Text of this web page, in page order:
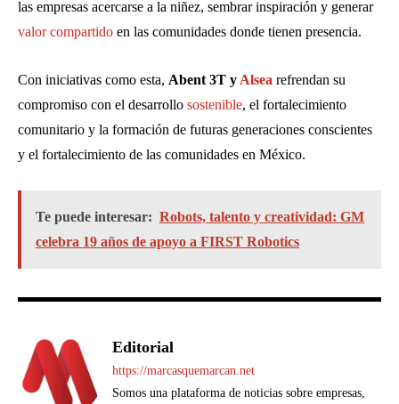
las empresas acercarse a la niñez, sembrar inspiración y generar
valor compartido en las comunidades donde tienen presencia.
Con iniciativas como esta, Abent 3T y Alsea refrendan su
compromiso con el desarrollo sostenible, el fortalecimiento
comunitario y la formación de futuras generaciones conscientes
y el fortalecimiento de las comunidades en México.
Te puede interesar: Robots, talento y creatividad: GM
celebra 19 años de apoyo a FIRST Robotics
Editorial
https://marcasquemarcan.net
Somos una plataforma de noticias sobre empresas,